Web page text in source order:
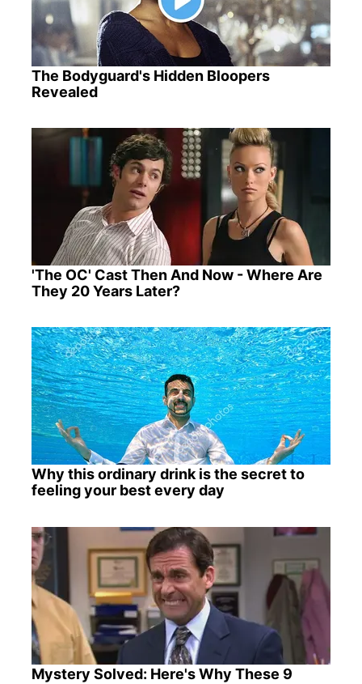
The Bodyguard's Hidden Bloopers
Revealed
'The OC' Cast Then And Now - Where Are
They 20 Years Later?
Why this ordinary drink is the secret to
feeling your best every day
Mystery Solved: Here's Why These 9